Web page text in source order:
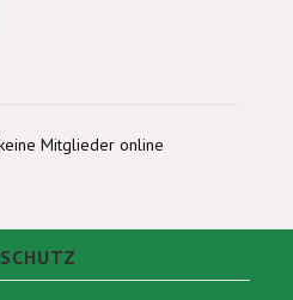
Mitglieder online